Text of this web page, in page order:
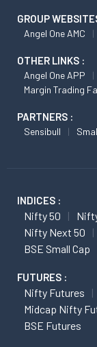
GROUP
Angel One AMC
OTHER LINKS :
Angel One APP
Margin Trading
PARTNERS :
Sensibull
INDICES :
Nifty 50
Nifty Next 50
BSE Small Cap
FUTURES :
Nifty Futures
Midcap Nifty
BSE Futures